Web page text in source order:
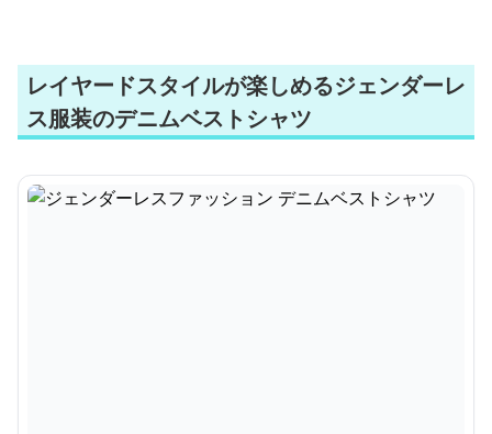
レイヤードスタイルが楽しめるジェンダーレ
ス服装のデニムベストシャツ